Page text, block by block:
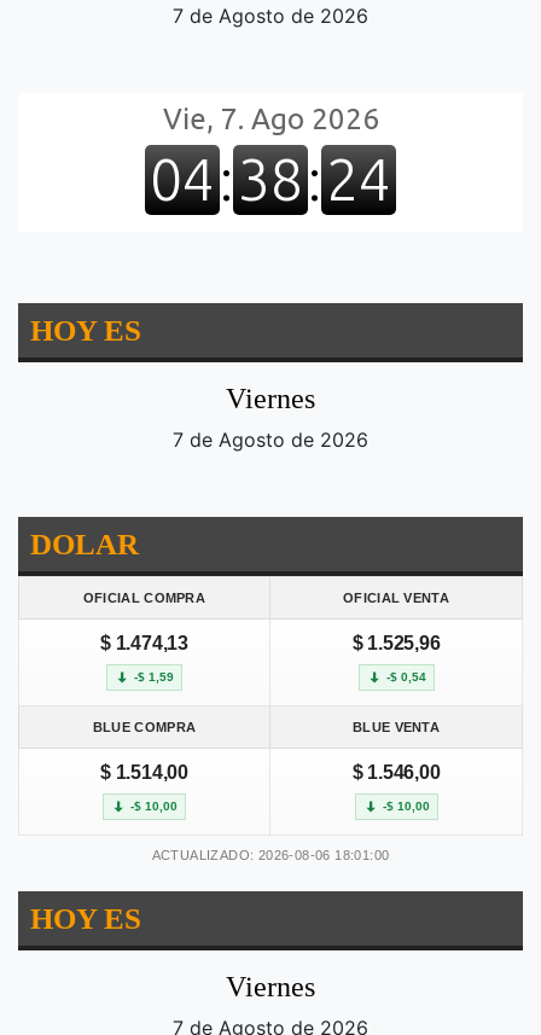
7 de Agosto de 2026
HOY ES
Viernes
7 de Agosto de 2026
DOLAR
OFICIAL COMPRA OFICIAL VENTA
$ 1.474,13
-$ 1,59
$ 1.525,96
-$ 0,54
BLUE COMPRA BLUE VENTA
$ 1.514,00
-$ 10,00
$ 1.546,00
-$ 10,00
ACTUALIZADO: 2026-08-06 18:01:00
HOY ES
Viernes
7 de Agosto de 2026